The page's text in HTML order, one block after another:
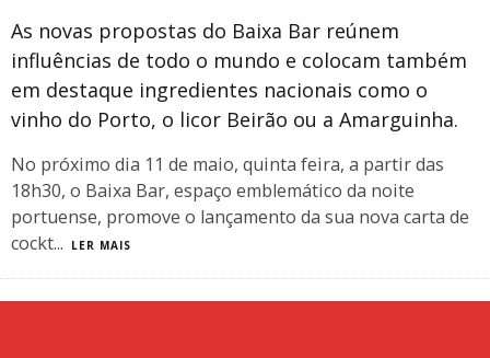
As novas propostas do Baixa Bar reúnem
influências de todo o mundo e colocam também
em destaque ingredientes nacionais como o
vinho do Porto, o licor Beirão ou a Amarguinha.
No próximo dia 11 de maio, quinta feira, a partir das
18h30, o Baixa Bar, espaço emblemático da noite
portuense, promove o lançamento da sua nova carta de
cockt... LER MAIS